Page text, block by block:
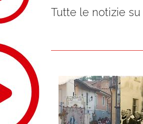
Tutte le notizie su